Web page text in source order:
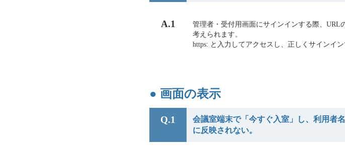
A.1
管理者・受付用画面にサインインする際、URL
考えられます。
https: と入力してアクセスし、正しくサインイ
● 画面の表示
Q.1
会議室端末で「今すぐ入室」し、利用者
に反映されない。